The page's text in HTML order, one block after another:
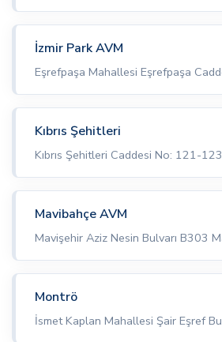
İzmir Park AVM
Eşrefpaşa Mahallesi Eşrefpaşa
Kıbrıs Şehitleri
Kıbrıs Şehitleri Caddesi No: 121-
Mavibahçe AVM
Mavişehir Aziz Nesin Bulvarı B303
Montrö
İsmet Kaplan Mahallesi Şair Eşref